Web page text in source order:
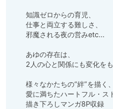
知識ゼロからの育児、
仕事と両立する難しさ、
邪魔される夜の営みetc…
あゆの存在は、
2人の心と関係にも変化を
様々なかたちの“絆”を描く、
愛に満ちたハートフル・ス
描き下ろしマンガ8P収録